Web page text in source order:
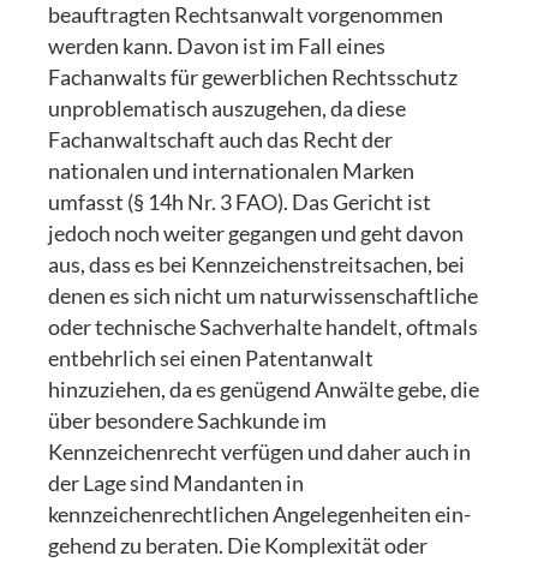
beauftragten Rechtsanwalt vorgenommen
werden kann. Davon ist im Fall eines
Fachanwalts für gewerblichen Rechtsschutz
unproblematisch auszugehen, da diese
Fachanwaltschaft auch das Recht der
nationalen und internationalen Marken
umfasst (§ 14h Nr. 3 FAO). Das Gericht ist
jedoch noch weiter gegangen und geht davon
aus, dass es bei Kennzeichenstreitsachen, bei
denen es sich nicht um naturwissenschaftliche
oder technische Sachverhalte handelt, oftmals
entbehrlich sei einen Patentanwalt
hinzuziehen, da es genügend Anwälte gebe, die
über besondere Sachkunde im
Kennzeichenrecht verfügen und daher auch in
der Lage sind Mandanten in
kennzeichenrechtlichen Angelegenheiten ein-
gehend zu beraten. Die Komplexität oder